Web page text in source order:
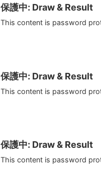
保護中: Draw & Result
This content is password
保護中: Draw & Result
This content is password
保護中: Draw & Result
This content is password